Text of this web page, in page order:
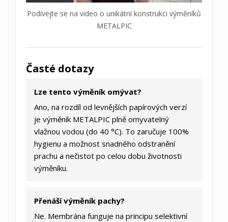
Podívejte se na video o unikátní konstrukci výměníků
METALPIC
Časté dotazy
Lze tento výměník omývat?
Ano, na rozdíl od levnějších papírových verzí
je výměník METALPIC plně omyvatelný
vlažnou vodou (do 40 °C). To zaručuje 100%
hygienu a možnost snadného odstranění
prachu a nečistot po celou dobu životnosti
výměníku.
Přenáší výměník pachy?
Ne. Membrána funguje na principu selektivní